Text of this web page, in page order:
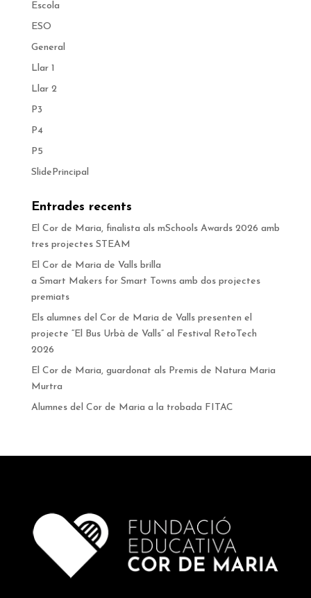
Escola
ESO
General
Llar 1
Llar 2
P3
P4
P5
SlidePrincipal
Entrades recents
El Cor de Maria, finalista als mSchools Awards 2026 amb
tres projectes STEAM
El Cor de Maria de Valls brilla
a Smart Makers for Smart Towns amb dos projectes
premiats
Els alumnes del Cor de Maria de Valls presenten el
projecte “El Bus Urbà de Valls” al Festival RetoTech
2026
El Cor de Maria, guardonat als Premis de Natura Maria
Murtra
Alumnes del Cor de Maria a la trobada FITAC